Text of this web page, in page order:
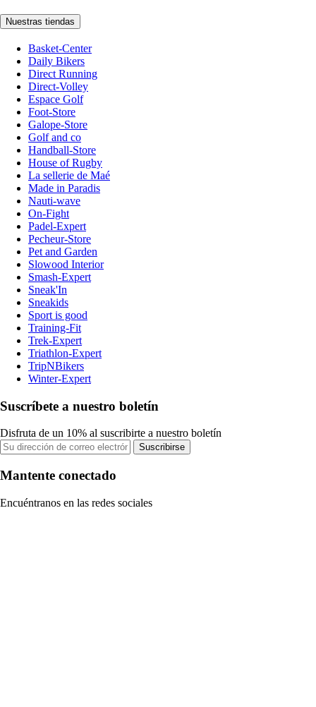
Nuestras tiendas
Basket-Center
Daily Bikers
Direct Running
Direct-Volley
Espace Golf
Foot-Store
Galope-Store
Golf and co
Handball-Store
House of Rugby
La sellerie de Maé
Made in Paradis
Nauti-wave
On-Fight
Padel-Expert
Pecheur-Store
Pet and Garden
Slowood Interior
Smash-Expert
Sneak'In
Sneakids
Sport is good
Training-Fit
Trek-Expert
Triathlon-Expert
TripNBikers
Winter-Expert
Suscríbete a nuestro boletín
Disfruta de un 10% al suscribirte a nuestro boletín
Suscribirse
Mantente conectado
Encuéntranos en las redes sociales